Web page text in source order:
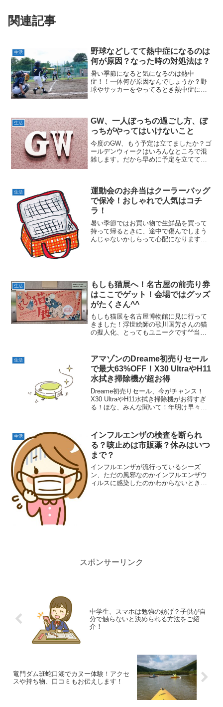
関連記事
生活
野球などしてて熱中症になるのは
何が原因？なった時の対処法は？
暑い季節になると気になるのは熱中
症！！一体何が原因なんでしょうか？野
球やサッカーをやってるとき熱中症にな
ついてご紹介します。
生活
GW、一人ぼっちの過ごし方、ぼ
っちがやってはいけないこと
今度のGW、もう予定は立てましたか？ゴ
ールデンウィークはいろんなところで混
雑します。だから早めに予定を立てて出
リア充なら予定を立て...
生活
運動会のお弁当はクーラーバッグ
で保冷！おしゃれで人気はコチ
ラ！
暑い季節ではお買い物で生鮮品を買って
持って帰るときに、途中で傷んでしまう
んじゃないかしらって心配になります。
生活
もしも猫展へ！名古屋の前売り券
はここでゲット！会場ではグッズ
がたくさん^^
もしも猫展を名古屋博物館に見に行って
きました！浮世絵師の歌川国芳さんの猫
の擬人化、とってもユニークです^^当時
力が十分に伝わってきますヨ^^もしも猫
展のグッズの多さにも...
生活
アマゾンのDreame初売りセール
で最大63%OFF！X30 UltraやH11
水拭き掃除機が超お得
Dreame初売りセール、今がチャンス！
X30 UltraやH11水拭き掃除機がお得すぎ
る！ほな、みんな聞いて！年明け早々、
から1月7日までの期間限定や...
生活
インフルエンザの検査を断られ
る？咳止めは市販薬？休みはいつ
まで？
インフルエンザが流行っているシーズ
ン、ただの風邪なのかインフルエンザウ
ィルスに感染したのかわからないときっ
スポンサーリンク
中学生、スマホは勉強の妨げ？子供が自
分で触らないと決められる方法をご紹
介！
竜門ダム班蛇口湖でカヌー体験！アクセ
スや持ち物、口コミもお伝えします！